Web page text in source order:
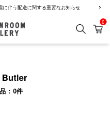
に伴う配送に関する重要なお知らせ
検索 カ
0
0件